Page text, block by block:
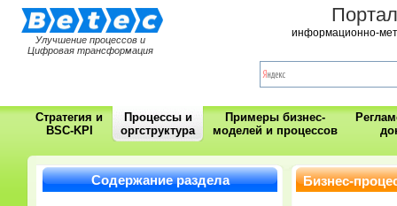
Улучшение процессов и
Цифровая трансформация
информационно-
Стратегия и
BSC-KPI
Процессы и
оргструктура
Примеры бизнес-
моделей и процессов
Содержание раздела Бизнес-